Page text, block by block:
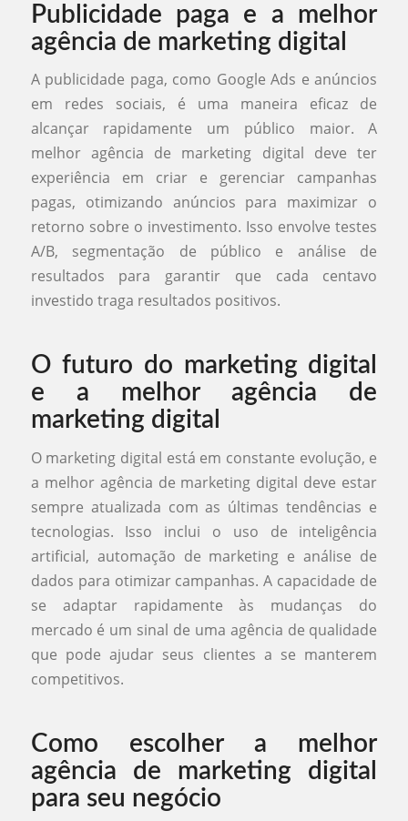
Publicidade paga e a melhor
agência de marketing digital
A publicidade paga, como Google Ads e anúncios
em redes sociais, é uma maneira eficaz de
alcançar rapidamente um público maior. A
melhor agência de marketing digital deve ter
experiência em criar e gerenciar campanhas
pagas, otimizando anúncios para maximizar o
retorno sobre o investimento. Isso envolve testes
A/B, segmentação de público e análise de
resultados para garantir que cada centavo
investido traga resultados positivos.
O futuro do marketing digital
e a melhor agência de
marketing digital
O marketing digital está em constante evolução, e
a melhor agência de marketing digital deve estar
sempre atualizada com as últimas tendências e
tecnologias. Isso inclui o uso de inteligência
artificial, automação de marketing e análise de
dados para otimizar campanhas. A capacidade de
se adaptar rapidamente às mudanças do
mercado é um sinal de uma agência de qualidade
que pode ajudar seus clientes a se manterem
competitivos.
Como escolher a melhor
agência de marketing digital
para seu negócio